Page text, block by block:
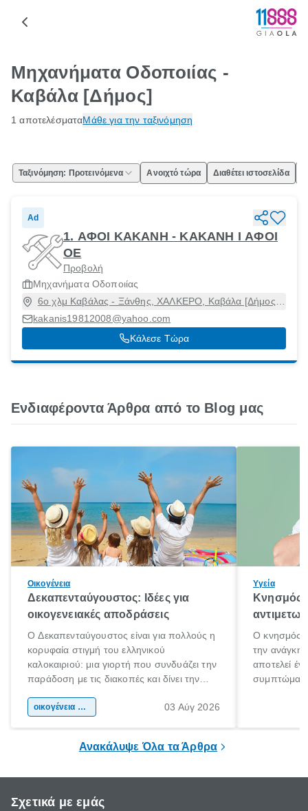
Μηχανήματα Οδοποιίας -
Καβάλα [Δήμος]
1 αποτελέσματαΜάθε για την ταξινόμηση
Ταξινόμηση: Προτεινόμενα Ανοιχτό τώρα Διαθέτει ιστοσελίδα
Ad
1. ΑΦΟΙ ΚΑΚΑΝΗ - ΚΑΚΑΝΗ Ι ΑΦΟΙ
ΟΕ
Προβολή
Μηχανήματα Οδοποιίας
6ο χλμ Καβάλας - Ξάνθης, ΧΑΛΚΕΡΟ, Καβάλα [Δήμος],
Καβάλα, 64006
kakanis19812008@yahoo.com
Κάλεσε Τώρα
Ενδιαφέροντα Άρθρα από το Blog μας
Οικογένεια
Δεκαπενταύγουστος: Ιδέες για
οικογενειακές αποδράσεις
Ο Δεκαπενταύγουστος είναι για πολλούς η
κορυφαία στιγμή του ελληνικού
καλοκαιριού: μια γιορτή που συνδυάζει την
παράδοση με τις διακοπές και δίνει την
χώρας. Είτε πρόκειται για λίγες μέρες
οικογένεια & παιδί 03 Αύγ 2026
Υγεία
Κνησμός:
Ο κνησμός
την ανάγκη
αποτελεί
Ανακάλυψε Όλα τα Άρθρα
Σχετικά με εμάς